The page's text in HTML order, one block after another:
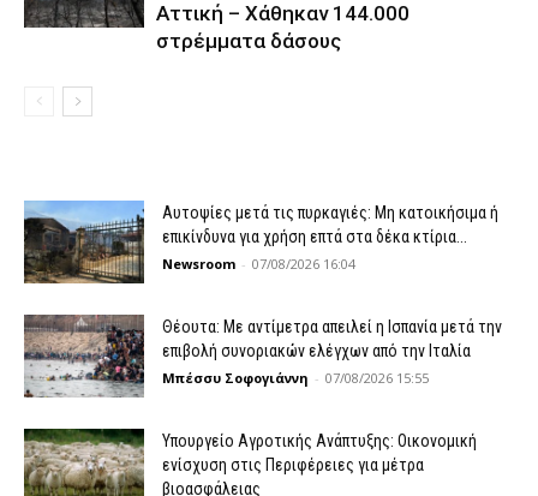
Αττική – Χάθηκαν 144.000
στρέμματα δάσους
Αυτοψίες μετά τις πυρκαγιές: Μη κατοικήσιμα ή
επικίνδυνα για χρήση επτά στα δέκα κτίρια...
Newsroom - 07/08/2026 16:04
Θέουτα: Με αντίμετρα απειλεί η Ισπανία μετά την
επιβολή συνοριακών ελέγχων από την Ιταλία
Μπέσσυ Σοφογιάννη - 07/08/2026 15:55
Υπουργείο Αγροτικής Ανάπτυξης: Οικονομική
ενίσχυση στις Περιφέρειες για μέτρα
βιοασφάλειας